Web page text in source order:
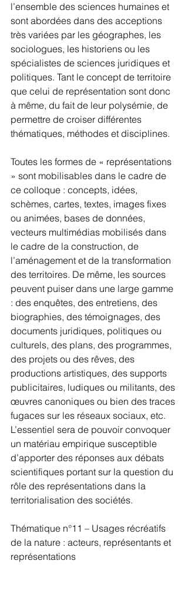
l’ensemble des sciences humaines et
sont abordées dans des acceptions
très variées par les géographes, les
sociologues, les historiens ou les
spécialistes de sciences juridiques et
politiques. Tant le concept de territoire
que celui de représentation sont donc
à même, du fait de leur polysémie, de
permettre de croiser différentes
thématiques, méthodes et disciplines.
Toutes les formes de « représentations
» sont mobilisables dans le cadre de
ce colloque : concepts, idées,
schèmes, cartes, textes, images fixes
ou animées, bases de données,
vecteurs multimédias mobilisés dans
le cadre de la construction, de
l’aménagement et de la transformation
des territoires. De même, les sources
peuvent puiser dans une large gamme
: des enquêtes, des entretiens, des
biographies, des témoignages, des
documents juridiques, politiques ou
culturels, des plans, des programmes,
des projets ou des rêves, des
productions artistiques, des supports
publicitaires, ludiques ou militants, des
œuvres canoniques ou bien des traces
fugaces sur les réseaux sociaux, etc.
L’essentiel sera de pouvoir convoquer
un matériau empirique susceptible
d’apporter des réponses aux débats
scientifiques portant sur la question du
rôle des représentations dans la
territorialisation des sociétés.
Thématique n°11 – Usages récréatifs
de la nature : acteurs, représentants et
représentations